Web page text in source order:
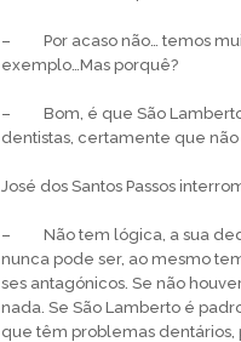
– Por acaso não… temos
exemplo…Mas porquê?
– Bom, é que São Lamberto
dentis­tas, certamente que
José dos Santos Passos
– Não tem lógica, a sua
nunca pode ser, ao mesmo
ses antagónicos. Se não
nada. Se São Lamberto é
que têm problemas dentários,